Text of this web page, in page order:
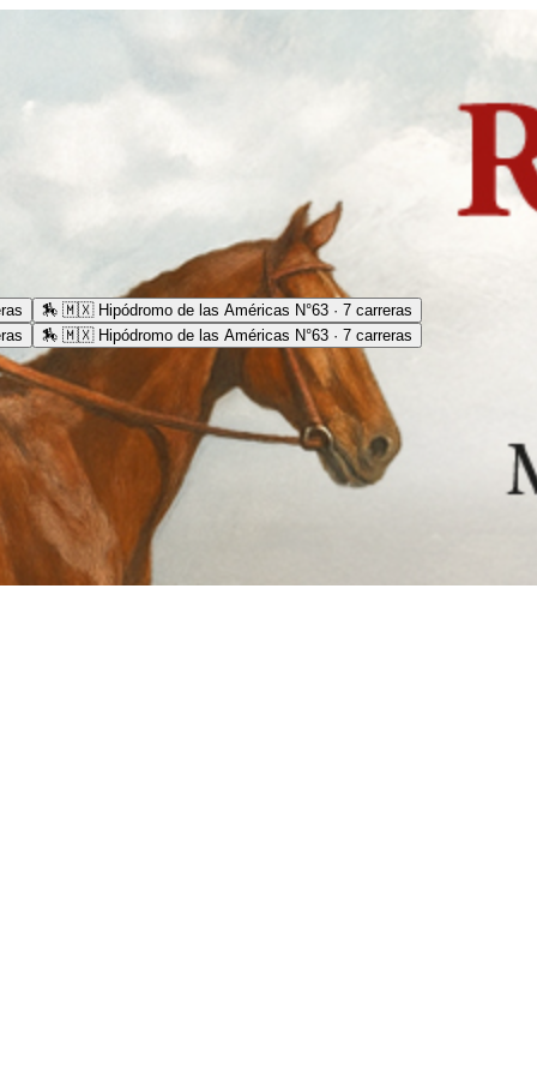
🏇 🇲🇽 Hipódromo de las Américas N°63 · 7 carreras
🏇 🇲🇽 Hipódromo de las Américas N°63 · 7 carreras